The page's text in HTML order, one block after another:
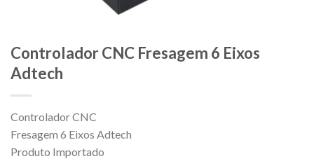
Controlador CNC Fresagem 6 Eixos
Adtech
Controlador CNC
Fresagem 6 Eixos Adtech
Produto Importado